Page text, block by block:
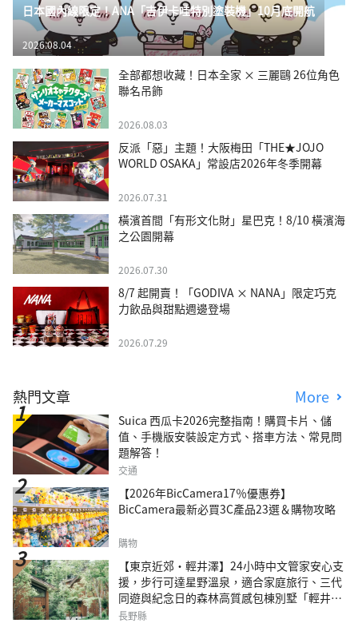
日本國內線限定！ANA「吉伊卡哇特別塗裝機」10月底開航
2026.08.04
全部都想收藏！日本全家 × 三麗鷗 26位角色
聯名吊飾
2026.08.03
反派「惡」主題！大阪梅田「THE★JOJO
WORLD OSAKA」常設店2026年冬季開幕
2026.07.31
橫濱首間「有形文化財」星巴克！8/10 橫濱海
之公園開幕
2026.07.30
8/7 起開賣！「GODIVA × NANA」限定巧克
力飲品與甜點週邊登場
2026.07.29
熱門文章 More
Suica 西瓜卡2026完整指南！購買卡片、儲
值、手機版安裝設定方式、搭車方法、常見問
題解答！
交通
【2026年BicCamera17％優惠券】
BicCamera最新必買3C產品23選＆購物攻略
購物
【東京近郊・輕井澤】24小時中文管家安心支
援，步行可達星野溫泉，適合家庭旅行、三代
同遊與紀念日的森林高質感包棟別墅「輕井澤
森四季VILLA」
長野縣